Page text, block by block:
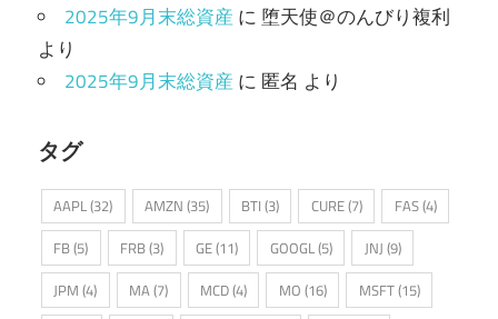
2025年9月末総資産に 堕天使＠のんびり複利
より
2025年9月末総資産に 匿名 より
タグ
AAPL(32) AMZN (35) BTI (3) CURE(7) FAS(4)
FB(5) FRB(3) GE(11) GOOGL(5) JNJ (9)
JPM (4) MA(7) MCD(4) MO (16) MSFT(15)